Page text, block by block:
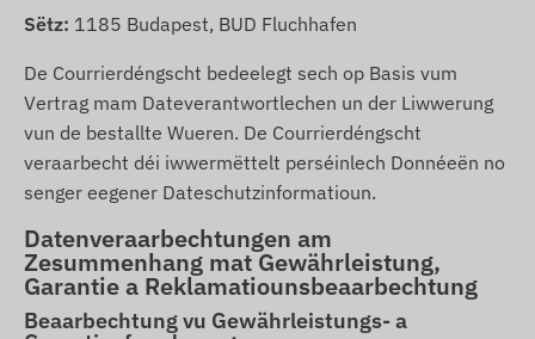
Sëtz: 1185 Budapest, BUD Fluchhafen
De Courrierdéngscht bedeelegt sech op Basis vum
Vertrag mam Dateverantwortlechen un der Liwwerung
vun de bestallte Wueren. De Courrierdéngscht
veraarbecht déi iwwermëttelt perséinlech Donnéeën no
senger eegener Dateschutzinformatioun.
Datenveraarbechtungen am
Zesummenhang mat Gewährleistung,
Garantie a Reklamatiounsbeaarbechtung
Beaarbechtung vu Gewährleistungs- a